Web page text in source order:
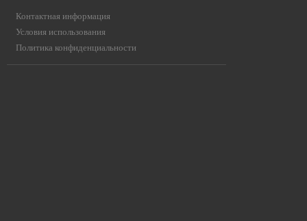
Контактная информация
Условия использования
Политика конфиденциальности